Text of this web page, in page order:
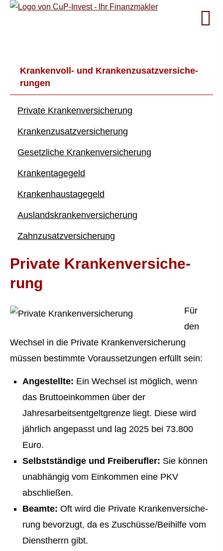
Krankenvoll- und Kranken­zusatz­ver­si­che­
rungen
Private Kranken­ver­si­che­rung
Kranken­zusatz­ver­si­che­rung
Gesetzliche Kranken­ver­si­che­rung
Krankentagegeld
Krankenhaustagegeld
Auslandskrankenversicherung
Zahn­zu­satz­ver­si­che­rung
Private Kranken­ver­si­che­
rung
Für
den
Wechsel in die Private Kranken­ver­si­che­rung
müssen bestimmte Voraussetzungen erfüllt sein:
Angestellte: Ein Wechsel ist möglich, wenn
das Bruttoeinkommen über der
Jahresarbeitsentgeltgrenze liegt. Diese wird
jährlich angepasst und lag 2025 bei 73.800
Euro.
Selbstständige und Freiberufler: Sie können
unabhängig vom Einkommen eine PKV
abschließen.
Beamte: Oft wird die Private Kranken­ver­si­che­
rung bevorzugt, da es Zuschüsse/Beihilfe vom
Dienstherrn gibt.